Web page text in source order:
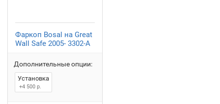
Фаркоп Bosal на Great
Wall Safe 2005- 3302-A
Дополнительные опции:
Установка
+4 500 р.